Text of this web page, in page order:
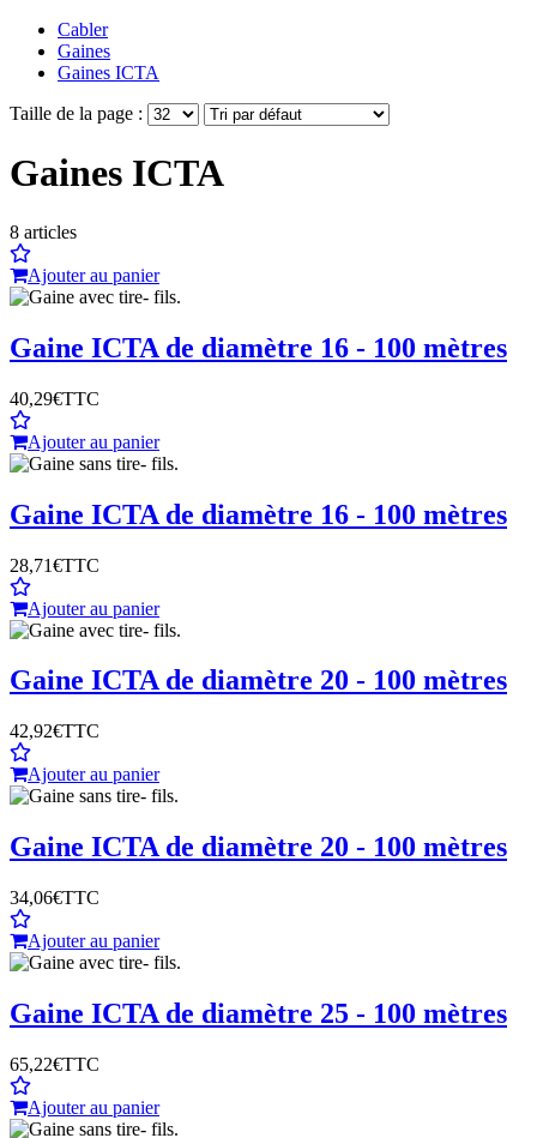
Cabler
Gaines
Gaines ICTA
Taille de la page :
Gaines ICTA
8 articles
Ajouter au panier
Gaine ICTA de diamètre 16 - 100 mètres
40,29€TTC
Ajouter au panier
Gaine ICTA de diamètre 16 - 100 mètres
28,71€TTC
Ajouter au panier
Gaine ICTA de diamètre 20 - 100 mètres
42,92€TTC
Ajouter au panier
Gaine ICTA de diamètre 20 - 100 mètres
34,06€TTC
Ajouter au panier
Gaine ICTA de diamètre 25 - 100 mètres
65,22€TTC
Ajouter au panier